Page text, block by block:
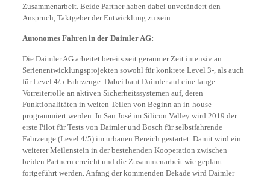
Zusammenarbeit. Beide Partner haben dabei unverändert den
Anspruch, Taktgeber der Entwicklung zu sein.
Autonomes Fahren in der Daimler AG:
Die Daimler AG arbeitet bereits seit geraumer Zeit intensiv an
Serienentwicklungsprojekten sowohl für konkrete Level 3-, als auch
für Level 4/5-Fahrzeuge. Dabei baut Daimler auf eine lange
Vorreiterrolle an aktiven Sicherheitssystemen auf, deren
Funktionalitäten in weiten Teilen von Beginn an in-house
programmiert werden. In San José im Silicon Valley wird 2019 der
erste Pilot für Tests von Daimler und Bosch für selbstfahrende
Fahrzeuge (Level 4/5) im urbanen Bereich gestartet. Damit wird ein
weiterer Meilenstein in der bestehenden Kooperation zwischen
beiden Partnern erreicht und die Zusammenarbeit wie geplant
fortgeführt werden. Anfang der kommenden Dekade wird Daimler